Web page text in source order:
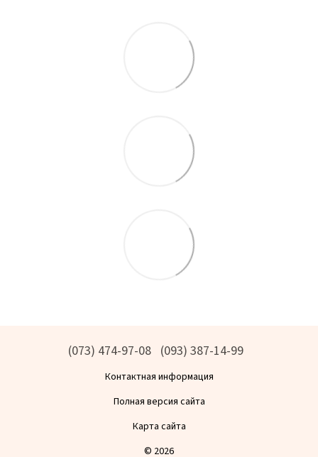
(073) 474-97-08 (093) 387-14-99
Контактная информация
Полная версия сайта
Карта сайта
© 2026